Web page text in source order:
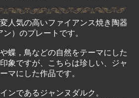
人気の高いファイアンス焼き陶器
）のプレートです。
蝶，鳥などの自然をテーマにした
象ですが、こちらは珍しい、ジャ
マにした作品です。
ンであるジャンヌダルク。